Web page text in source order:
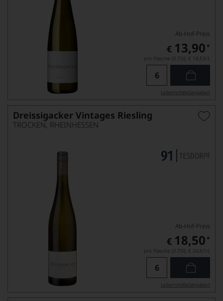
Ab-Hof-Preis
€ 13,90 *
pro Flasche (0.75l), € 18,53/L
Lebensmittel­angaben
Dreissigacker Vintages Riesling
TROCKEN, RHEINHESSEN
Ab-Hof-Preis
€ 18,50 *
pro Flasche (0.75l), € 24,67/L
Lebensmittel­angaben